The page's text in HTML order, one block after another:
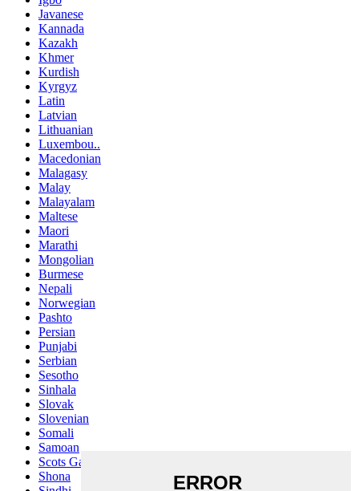
Javanese
Kannada
Kazakh
Khmer
Kurdish
Kyrgyz
Latin
Latvian
Lithuanian
Luxembou..
Macedonian
Malagasy
Malay
Malayalam
Maltese
Maori
Marathi
Mongolian
Burmese
Nepali
Norwegian
Pashto
Persian
Punjabi
Serbian
Sesotho
Sinhala
Slovak
Slovenian
Somali
Samoan
Scots Gaelic
Shona